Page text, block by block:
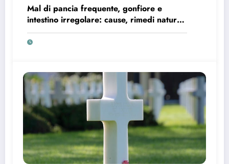
Mal di pancia frequente, gonfiore e
intestino irregolare: cause, rimedi naturali
e consigli per migliorare la digestione